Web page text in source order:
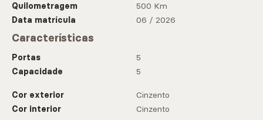
Quilometragem
500 Km
Data matrícula
06 / 2026
Características
Portas
5
Capacidade
5
Cor exterior
Cinzento
Cor interior
Cinzento